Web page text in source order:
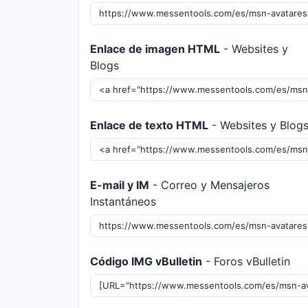
Enlace de imagen HTML - Websites y
Blogs
Enlace de texto HTML - Websites y Blogs
E-mail y IM - Correo y Mensajeros
Instantáneos
Código IMG vBulletin - Foros vBulletin